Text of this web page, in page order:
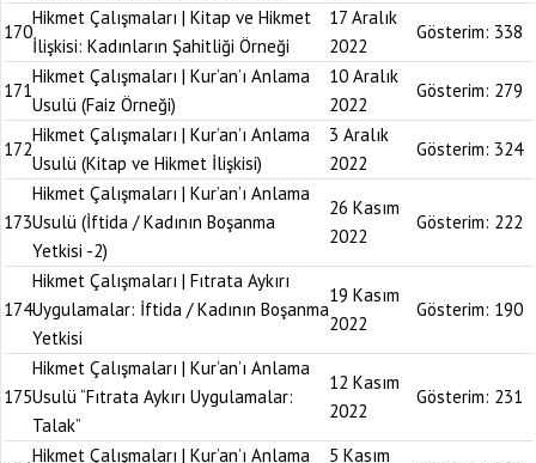
170
Hikmet Çalışmaları | Kitap ve Hikmet
İlişkisi: Kadınların Şahitliği Örneği
17 Aralık
2022
Gösterim: 338
171
Hikmet Çalışmaları | Kur’an’ı Anlama
Usulü (Faiz Örneği)
10 Aralık
2022
Gösterim: 279
172
Hikmet Çalışmaları | Kur’an’ı Anlama
Usulü (Kitap ve Hikmet İlişkisi)
3 Aralık
2022
Gösterim: 324
173
Hikmet Çalışmaları | Kur’an’ı Anlama
Usulü (İftida / Kadının Boşanma
Yetkisi -2)
26 Kasım
2022
Gösterim: 222
174
Hikmet Çalışmaları | Fıtrata Aykırı
Uygulamalar: İftida / Kadının Boşanma
Yetkisi
19 Kasım
2022
Gösterim: 190
175
Hikmet Çalışmaları | Kur’an’ı Anlama
Usulü “Fıtrata Aykırı Uygulamalar:
Talak”
12 Kasım
2022
Gösterim: 231
Hikmet Çalışmaları | Kur’an’ı Anlama
5 Kasım